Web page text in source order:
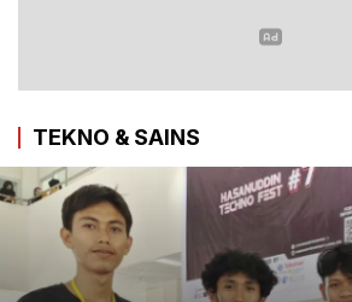
TEKNO & SAINS